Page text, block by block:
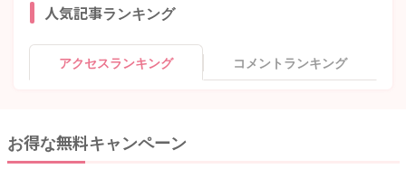
人気記事ランキング
アクセスランキング コメントランキング
お得な無料キャンペーン